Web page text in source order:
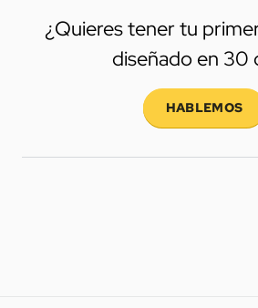
¿Quieres tener tu
diseñado en 30
HABLEMOS